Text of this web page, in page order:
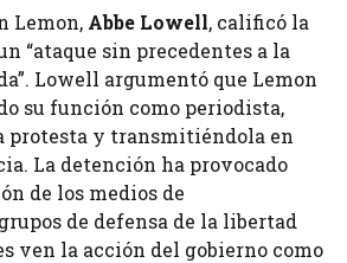
Lemon, Abbe Lowell, calificó la
“ataque sin precedentes a la
Lowell argumentó que Lemon
su función como periodista,
protesta y transmitiéndola en
La detención ha provocado
de los medios de
de defensa de la libertad
ven la acción del gobierno como